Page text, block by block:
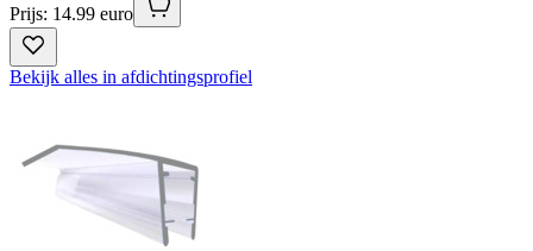
Prijs: 14.99 euro
Bekijk alles in afdichtingsprofiel